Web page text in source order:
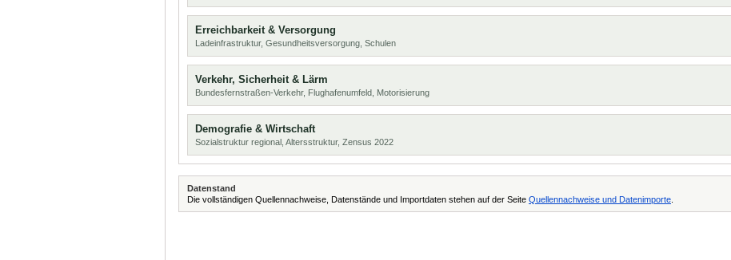
Erreichbarkeit & Versorgung
Ladeinfrastruktur, Gesundheitsversorgung, Schulen
Verkehr, Sicherheit & Lärm
Bundesfernstraßen-Verkehr, Flughafenumfeld, Motorisierung
Demografie & Wirtschaft
Sozialstruktur regional, Altersstruktur, Zensus 2022
Datenstand
Die vollständigen Quellennachweise, Datenstände und Importdaten stehen auf der Seite Quellennachweise und Datenimporte